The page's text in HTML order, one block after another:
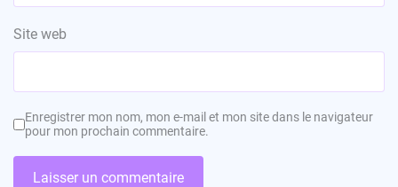
Site web
Enregistrer mon nom, mon e-mail et mon site dans le navigateur
pour mon prochain commentaire.